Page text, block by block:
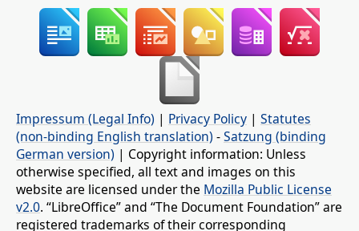
Impressum (Legal Info) | Privacy Policy | Statutes
(non-binding English translation) -Satzung (binding
German version) | Copyright information: Unless
otherwise specified, all text and images on this
website are licensed under the Mozilla Public License
v2.0. “LibreOffice” and “The Document Foundation” are
registered trademarks of their corresponding